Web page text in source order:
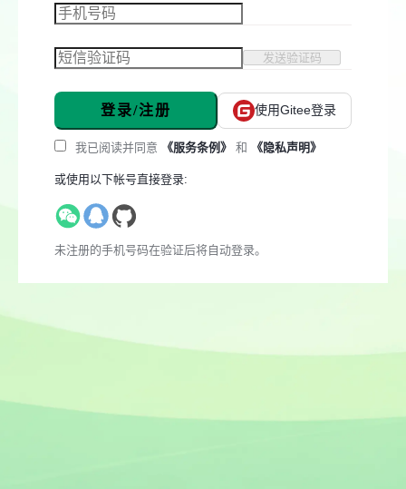
发送验证码
登录/注册 使用Gitee登录
我已阅读并同意 《服务条例》 和 《隐私声明》
或使用以下帐号直接登录:
未注册的手机号码在验证后将自动登录。